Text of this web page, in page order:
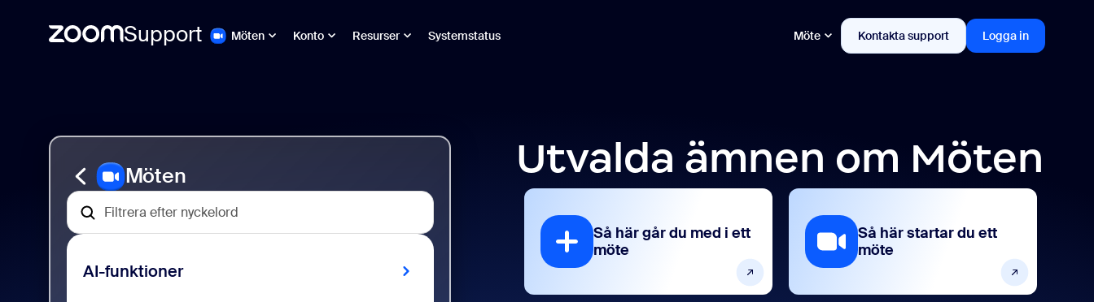
Support Möten Konto Resurser Systemstatus Möte Kontakta support Logga in
Möten
AI-funktioner
Utvalda ämnen om Möten
Så här går du med i ett
möte
Så här startar du ett
möte